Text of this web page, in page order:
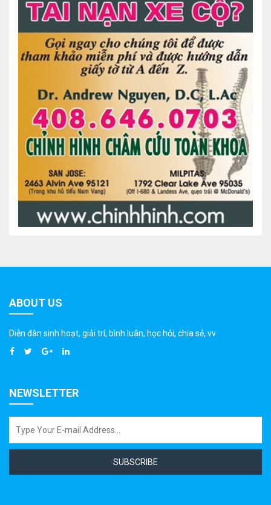
ABOUT US
Diễn đàn sinh hoạt, giải trí, bình luân, học hỏi, chia sẻ, vv.
NEWSLETTER
SUBSCRIBE